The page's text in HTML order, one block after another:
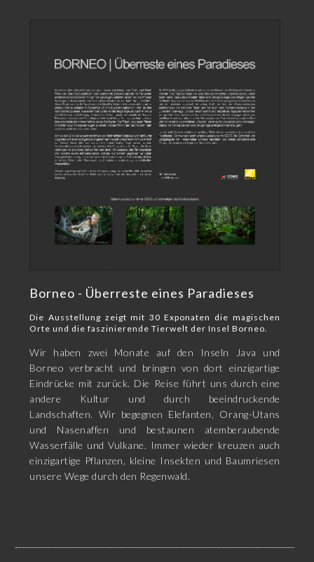
Borneo - Überreste eines Paradieses
Die Ausstellung zeigt mit 30 Exponaten die magischen
Orte und die faszinierende Tierwelt der Insel Borneo.
Wir haben zwei Monate auf den Inseln Java und
Borneo verbracht und bringen von dort einzigartige
Eindrücke mit zurück. Die Reise führt uns durch eine
andere Kultur und durch beeindruckende
Landschaften. Wir begegnen Elefanten, Orang-Utans
und Nasenaffen und bestaunen atemberaubende
Wasserfälle und Vulkane. Immer wieder kreuzen auch
einzigartige Pflanzen, kleine Insekten und Baumriesen
unsere Wege durch den Regenwald.